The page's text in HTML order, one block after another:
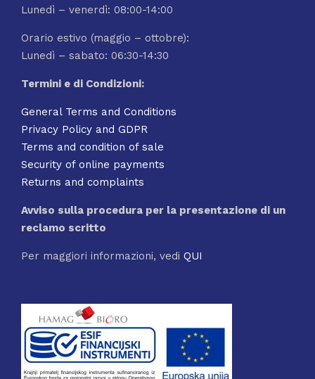
Lunedì – venerdì: 08:00-14:00
Orario estivo (maggio – ottobre):
Lunedì – sabato: 06:30-14:30
Termini e di Condizioni:
General Terms and Conditions
Privacy Policy and GDPR
Terms and condition of sale
Security of online payments
Returns and complaints
Avviso sulla procedura per la presentazione di un
reclamo scritto
Per maggiori informazioni, vedi QUI